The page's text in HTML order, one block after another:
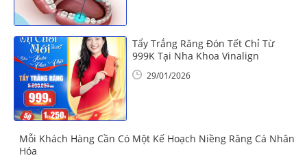
Tẩy Trắng Răng Đón Tết Chỉ Từ
999K Tại Nha Khoa Vinalign
29/01/2026
Mỗi Khách Hàng Cần Có Một Kế Hoạch Niềng Răng Cá Nhân
Hóa